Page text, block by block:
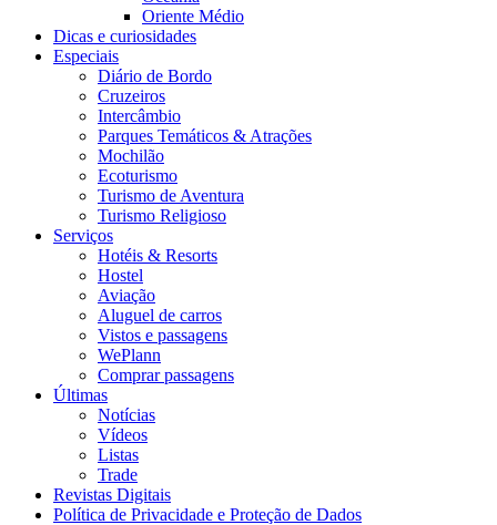
Oriente Médio
Dicas e curiosidades
Especiais
Diário de Bordo
Cruzeiros
Intercâmbio
Parques Temáticos & Atrações
Mochilão
Ecoturismo
Turismo de Aventura
Turismo Religioso
Serviços
Hotéis & Resorts
Hostel
Aviação
Aluguel de carros
Vistos e passagens
WePlann
Comprar passagens
Últimas
Notícias
Vídeos
Listas
Trade
Revistas Digitais
Política de Privacidade e Proteção de Dados